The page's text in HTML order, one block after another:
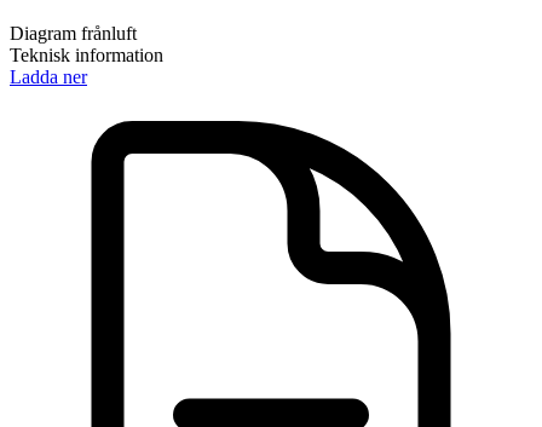
Diagram frånluft
Teknisk information
Ladda ner